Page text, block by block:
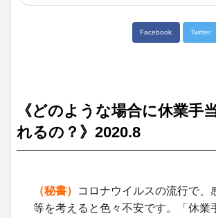
Facebook Twitter
《どのような場合に休業手
れるの？》 2020.8
（秘書）
コロナウイルスの流行で、
等を考えると色々不安です。「休業